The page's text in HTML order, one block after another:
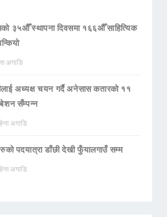
३५औँ स्थापना दिवसमा १६६औँ साहित्यिक
अगाडि
अध्यक्ष चयन गर्दै अनेसास कतारको ११
सँम्पन्न
अगाडि
पदयात्रा डाँछी देखी फुँयालगाउँ सम्म
अगाडि